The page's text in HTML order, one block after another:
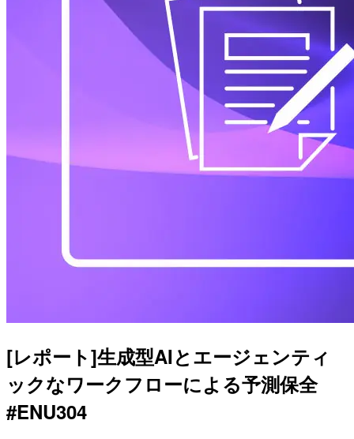
[レポート]生成型AIとエージェンティ
ックなワークフローによる予測保全
#ENU304